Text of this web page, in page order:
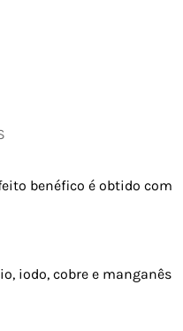
benéfico é obtido com
iodo, cobre e manganês